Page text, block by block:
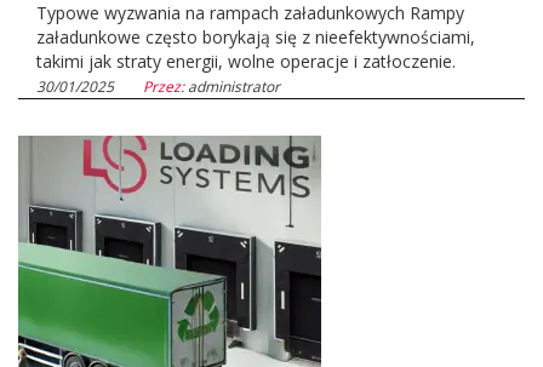
Typowe wyzwania na rampach załadunkowych Rampy
załadunkowe często borykają się z nieefektywnościami,
takimi jak straty energii, wolne operacje i zatłoczenie.
30/01/2025 Przez:administrator